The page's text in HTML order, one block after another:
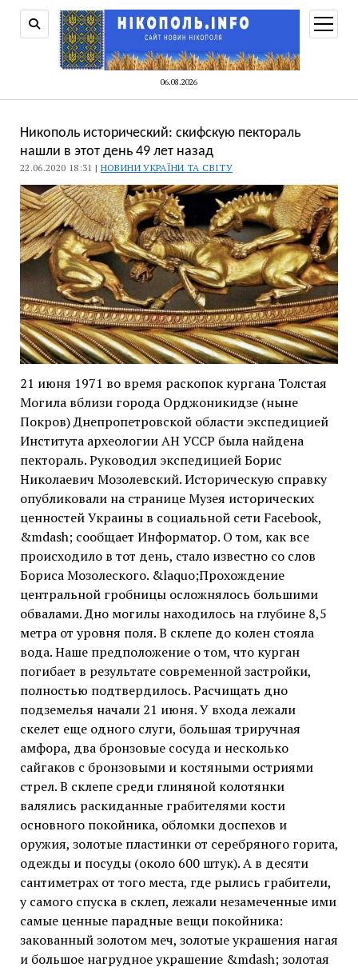
06.08.2026
меню
Никополь исторический: скифскую пектораль
нашли в этот день 49 лет назад
22.06.2020 18:31 | НОВИНИ УКРАЇНИ ТА СВІТУ
21 июня 1971 во время раскопок кургана Толстая
Могила вблизи города Орджоникидзе (ныне
Покров) Днепропетровской области экспедицией
Института археологии АН УССР была найдена
пектораль. Руководил экспедицией Борис
Николаевич Мозолевский. Историческую справку
опубликовали на странице Музея исторических
ценностей Украины в социальной сети Facebook,
&mdash; сообщает Информатор. О том, как все
происходило в тот день, стало известно со слов
Бориса Мозолеского. &laquo;Прохождение
центральной гробницы осложнялось большими
обвалами. Дно могилы находилось на глубине 8,5
метра от уровня поля. В склепе до колен стояла
вода. Наше предположение о том, что курган
погибает в результате современной застройки,
полностью подтвердилось. Расчищать дно
подземелья начали 21 июня. У входа лежали
скелет еще одного слуги, большая триручная
амфора, два бронзовые сосуда и несколько
сайгаков с бронзовыми и костяными остриями
стрел. В склепе среди глиняной колотянки
валялись раскиданные грабителями кости
основного покойника, обломки доспехов и
оружия, золотые пластинки от серебряного горита,
одежды и посуды (около 600 штук). А в десяти
сантиметрах от того места, где рылись грабители,
у самого спуска в склеп, лежали незамеченные ими
самые ценные парадные вещи покойника:
закованный золотом меч, золотые украшения нагая
и большое нагрудное украшение &mdash; золотая